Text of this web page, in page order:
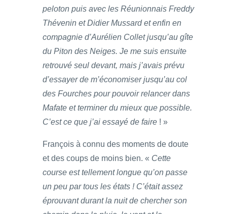
peloton puis avec les Réunionnais Freddy
Thévenin et Didier Mussard et enfin en
compagnie d’Aurélien Collet jusqu’au gîte
du Piton des Neiges. Je me suis ensuite
retrouvé seul devant, mais j’avais prévu
d’essayer de m’économiser jusqu’au col
des Fourches pour pouvoir relancer dans
Mafate et terminer du mieux que possible.
C’est ce que j’ai essayé de faire ! »
François à connu des moments de doute
et des coups de moins bien. « Cette
course est tellement longue qu’on passe
un peu par tous les états ! C’était assez
éprouvant durant la nuit de chercher son